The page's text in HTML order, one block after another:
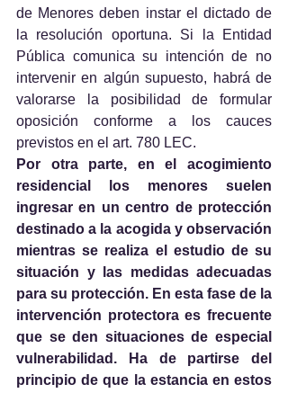
de Menores deben instar el dictado de
la resolución oportuna. Si la Entidad
Pública comunica su intención de no
intervenir en algún supuesto, habrá de
valorarse la posibilidad de formular
oposición conforme a los cauces
previstos en el art. 780 LEC.
Por otra parte, en el acogimiento
residencial los menores suelen
ingresar en un centro de protección
destinado a la acogida y observación
mientras se realiza el estudio de su
situación y las medidas adecuadas
para su protección. En esta fase de la
intervención protectora es frecuente
que se den situaciones de especial
vulnerabilidad. Ha de partirse del
principio de que la estancia en estos